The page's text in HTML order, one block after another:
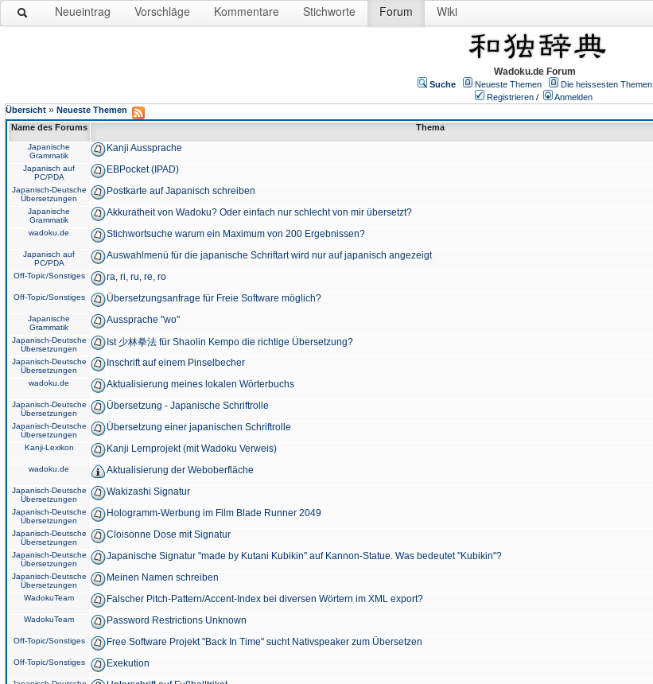
Neueintrag Vorschläge Kommentare Stichworte Forum Wiki
Wadoku.de Forum
Suche Neueste Themen
Die heissesten Themen
Registrieren /
Anmelden
Übersicht » Neueste Themen
Name des Forums
Thema
Japanische
Grammatik
Kanji Aussprache
Japanisch auf
PC/PDA
EBPocket (IPAD)
Japanisch-Deutsche
Übersetzungen
Postkarte auf Japanisch schreiben
Japanische
Grammatik
Akkuratheit von Wadoku? Oder einfach nur schlecht von mir übersetzt?
wadoku.de Stichwortsuche warum ein Maximum von 200 Ergebnissen?
Japanisch auf
PC/PDA
Auswahlmenü für die japanische Schriftart wird nur auf japanisch angezeigt
Off-Topic/Sonstiges ra, ri, ru, re, ro
Off-Topic/Sonstiges Übersetzungsanfrage für Freie Software möglich?
Japanische
Grammatik
Aussprache "wo"
Japanisch-Deutsche
Übersetzungen
Ist 少林拳法 für Shaolin Kempo die richtige Übersetzung?
Japanisch-Deutsche
Übersetzungen
Inschrift auf einem Pinselbecher
wadoku.de Aktualisierung meines lokalen Wörterbuchs
Japanisch-Deutsche
Übersetzungen
Übersetzung - Japanische Schriftrolle
Japanisch-Deutsche
Übersetzungen
Übersetzung einer japanischen Schriftrolle
Kanji-Lexikon Kanji Lernprojekt (mit Wadoku Verweis)
wadoku.de Aktualisierung der Weboberfläche
Japanisch-Deutsche
Übersetzungen
Wakizashi Signatur
Japanisch-Deutsche
Übersetzungen
Hologramm-Werbung im Film Blade Runner 2049
Japanisch-Deutsche
Übersetzungen
Cloisonne Dose mit Signatur
Japanisch-Deutsche
Übersetzungen
Japanische Signatur "made by Kutani Kubikin" auf Kannon-Statue. Was bedeutet "Kubikin"?
Japanisch-Deutsche
Übersetzungen
Meinen Namen schreiben
WadokuTeam Falscher Pitch-Pattern/Accent-Index bei diversen Wörtern im XML export?
WadokuTeam Password Restrictions Unknown
Off-Topic/Sonstiges Free Software Projekt "Back In Time" sucht Nativspeaker zum Übersetzen
Off-Topic/Sonstiges Exekution